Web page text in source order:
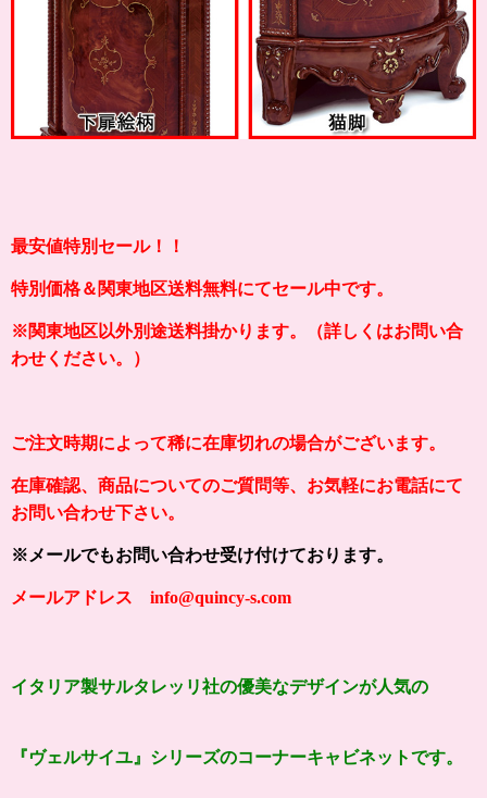
最安値特別セール！！
特別価格＆関東地区送料無料にてセール中です。
※関東地区以外別途送料掛かります。（詳しくはお問い合
わせください。）
ご注文時期によって稀に在庫切れの場合がございます。
在庫確認、商品についてのご質問等、お気軽にお電話にて
お問い合わせ下さい。
※メールでもお問い合わせ受け付けております。
メールアドレス info@quincy-s.com
イタリア製サルタレッリ社の優美なデザインが人気の
『ヴェルサイユ 』シリーズのコーナーキャビネットです。